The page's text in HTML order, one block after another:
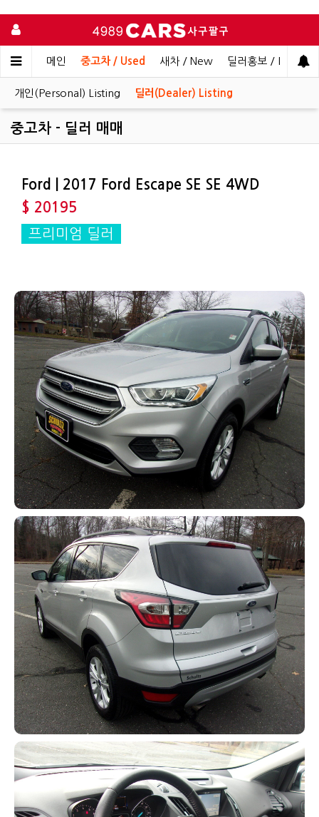
메인 중고차 / Used 새차 / New 딜러홍보 / Dealer
개인(Personal) Listing 딜러(Dealer) Listing
중고차 - 딜러 매매
Ford | 2017 Ford Escape SE SE 4WD
$ 20195
프리미엄 딜러